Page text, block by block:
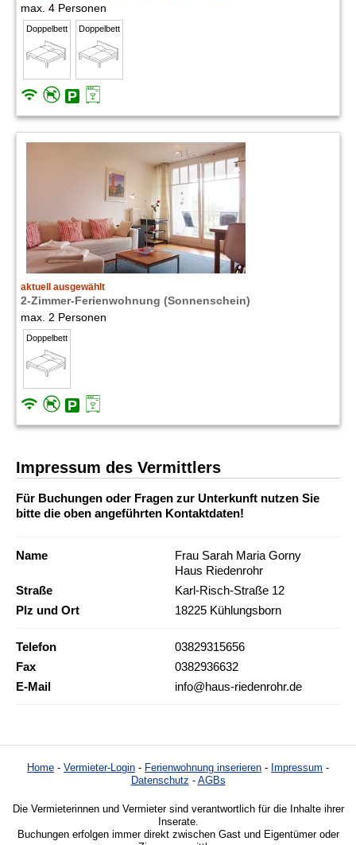
max. 4 Personen
Doppelbett Doppelbett
aktuell ausgewählt
2-Zimmer-Ferienwohnung (Sonnenschein)
max. 2 Personen
Doppelbett
Impressum des Vermittlers
Für Buchungen oder Fragen zur Unterkunft nutzen Sie
bitte die oben angeführten Kontaktdaten!
Name
Frau Sarah Maria Gorny
Haus Riedenrohr
Straße
Karl-Risch-Straße 12
Plz und Ort
18225 Kühlungsborn
Telefon
03829315656
Fax
0382936632
E-Mail
info@haus-riedenrohr.de
Home - Vermieter-Login - Ferienwohnung inserieren - Impressum -
Datenschutz - AGBs
Die Vermieterinnen und Vermieter sind verantwortlich für die Inhalte ihrer
Inserate.
Buchungen erfolgen immer direkt zwischen Gast und Eigentümer oder